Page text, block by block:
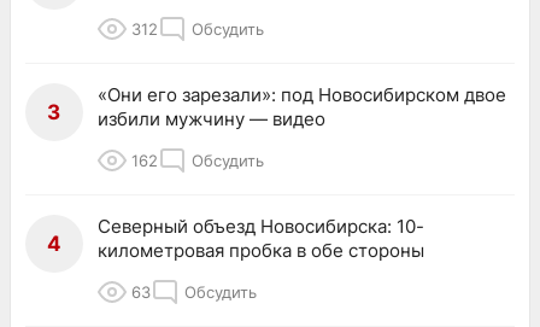
312 Обсудить
3
«Они его зарезали»: под Новосибирском двое
избили мужчину — видео
162 Обсудить
4
Северный объезд Новосибирска: 10-
километровая пробка в обе стороны
63 Обсудить